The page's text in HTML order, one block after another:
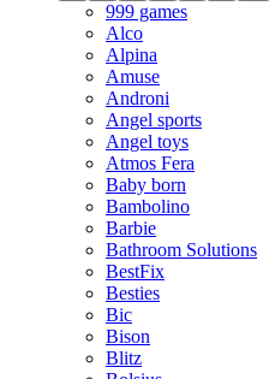
999 games
Alco
Alpina
Amuse
Androni
Angel sports
Angel toys
Atmos Fera
Baby born
Bambolino
Barbie
Bathroom Solutions
BestFix
Besties
Bic
Bison
Blitz